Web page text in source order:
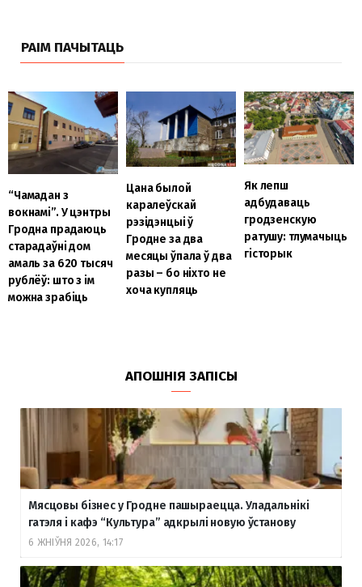
РАІМ ПАЧЫТАЦЬ
“Чамадан з
вокнамі”. У цэнтры
Гродна прадаюць
старадаўні дом
амаль за 620 тысяч
рублёў: што з ім
можна зрабіць
Цана былой
каралеўскай
рэзідэнцыі ў
Гродне за два
месяцы ўпала ў два
разы – бо ніхто не
хоча купляць
Як лепш
адбудаваць
гродзенскую
ратушу: тлумачыць
гісторык
АПОШНІЯ ЗАПІСЫ
Мясцовы бізнес у Гродне пашыраецца. Уладальнікі
гатэля і кафэ “Культура” адкрылі новую ўстанову
6 ЖНІЎНЯ 2026, 14:17